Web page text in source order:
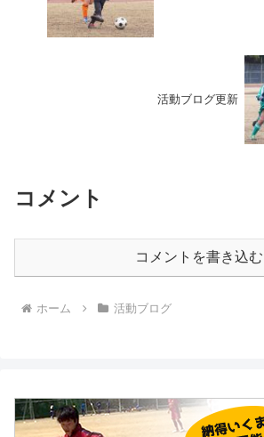
活動ブログ更新
コメント
コメントを書き込む
ホーム 活動ブログ